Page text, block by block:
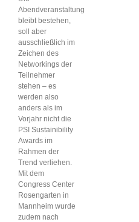
Product Guide
Jobshop
Suche
nach:
Abendveranstaltung
bleibt bestehen,
soll aber
ausschließlich im
Zeichen des
Networkings der
Teilnehmer
stehen – es
werden also
anders als im
Vorjahr nicht die
PSI Sustainibility
Awards im
Rahmen der
Trend verliehen.
Mit dem
Congress Center
Rosengarten in
Mannheim wurde
zudem nach